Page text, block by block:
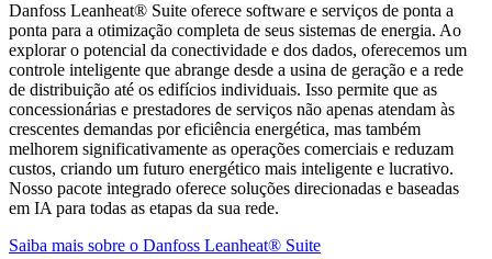
Danfoss Leanheat® Suite oferece software e serviços de ponta a
ponta para a otimização completa de seus sistemas de energia. Ao
explorar o potencial da conectividade e dos dados, oferecemos um
controle inteligente que abrange desde a usina de geração e a rede
de distribuição até os edifícios individuais. Isso permite que as
concessionárias e prestadores de serviços não apenas atendam às
crescentes demandas por eficiência energética, mas também
melhorem significativamente as operações comerciais e reduzam
custos, criando um futuro energético mais inteligente e lucrativo.
Nosso pacote integrado oferece soluções direcionadas e baseadas
em IA para todas as etapas da sua rede.
Saiba mais sobre o Danfoss Leanheat® Suite